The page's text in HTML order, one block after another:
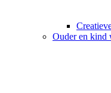
Ouder en kind